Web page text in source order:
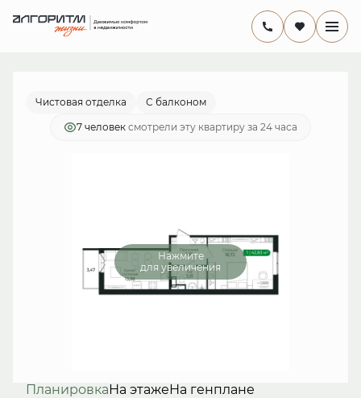
1-комнатная
8 484 177 руб.
от 24 685 руб./мес.
Чистовая отделка С балконом
7 человек смотрели эту квартиру за 24 часа
Нажмите
для увеличения
ПланировкаНа этажеНа генплане